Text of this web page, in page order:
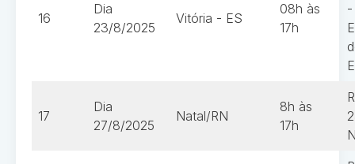
16
Dia
23/8/2025
Vitória - ES
08h às
17h
-
17
Dia
27/8/2025
Natal/RN
8h às
17h